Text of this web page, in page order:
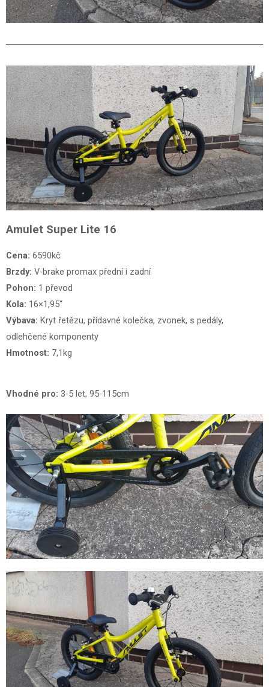
Amulet Super Lite 16
Cena: 6590kč
Brzdy: V-brake promax přední i zadní
Pohon: 1 převod
Kola: 16×1,95“
Výbava: Kryt řetězu, přídavné kolečka, zvonek, s pedály,
odlehčené komponenty
Hmotnost: 7,1kg
Vhodné pro: 3-5 let, 95-115cm